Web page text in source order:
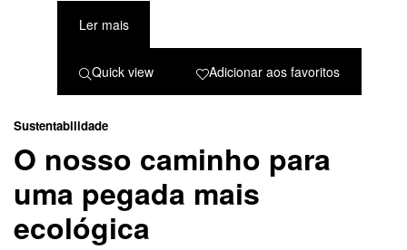
Ler mais
Quick view Adicionar aos favoritos
Sustentabilidade
O nosso caminho para
uma pegada mais
ecológica